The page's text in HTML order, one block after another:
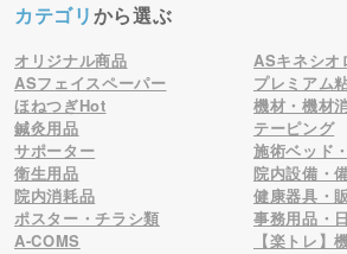
カテゴリから選ぶ
オリジナル商品
ASキネシオ
ASフェイスペーパー
プレミアム
ほねつぎHot
機材・機材
鍼灸用品
テーピング
サポーター
施術ベッド
衛生用品
院内設備・
院内消耗品
健康器具・
ポスター・チラシ類
事務用品・
A-COMS
【楽トレ】